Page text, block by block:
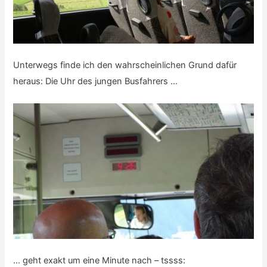
Unterwegs finde ich den wahrscheinlichen Grund dafür
heraus: Die Uhr des jungen Busfahrers …
… geht exakt um eine Minute nach – tssss: